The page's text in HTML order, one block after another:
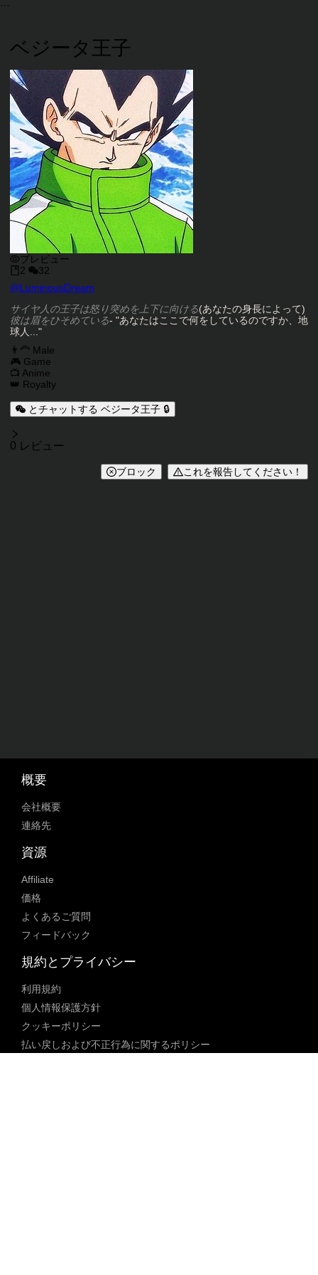
ベジータ王子
プレビュー
2
32
キャラクタークリエイター
@LuminousDream
キャラクター説明
サイヤ人の王子は怒り突めを上下に向ける(あなたの身長によって)
彼は眉をひそめている- "あなたはここで何をしているのですか、地
球人..."
キャラクタータグ
👨‍🦰 Male
🎮 Game
📺 Anime
👑 Royalty
とチャットする ベジータ王子 🔒
レビュー
0 レビュー
ブロック これを報告してください！
概要
会社概要
連絡先
資源
Affiliate
価格
よくあるご質問
フィードバック
規約とプライバシー
利用規約
個人情報保護方針
クッキーポリシー
払い戻しおよび不正行為に関するポリシー